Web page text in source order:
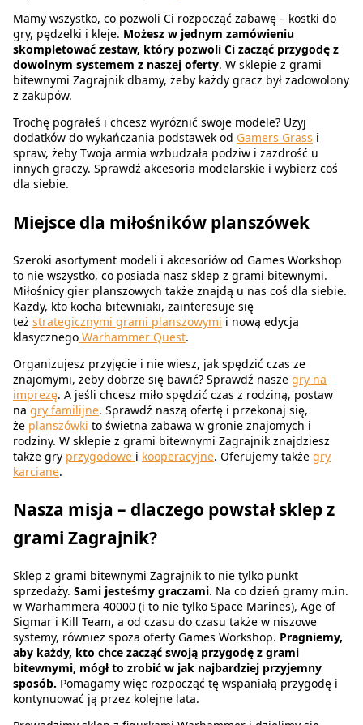
Mamy wszystko, co pozwoli Ci rozpocząć zabawę – kostki do
gry, pędzelki i kleje. Możesz w jednym zamówieniu
skompletować zestaw, który pozwoli Ci zacząć przygodę z
dowolnym systemem z naszej oferty. W sklepie z grami
bitewnymi Zagrajnik dbamy, żeby każdy gracz był zadowolony
z zakupów.
Trochę pograłeś i chcesz wyróżnić swoje modele? Użyj
dodatków do wykańczania podstawek od Gamers Grass i
spraw, żeby Twoja armia wzbudzała podziw i zazdrość u
innych graczy. Sprawdź akcesoria modelarskie i wybierz coś
dla siebie.
Miejsce dla miłośników planszówek
Szeroki asortyment modeli i akcesoriów od Games Workshop
to nie wszystko, co posiada nasz sklep z grami bitewnymi.
Miłośnicy gier planszowych także znajdą u nas coś dla siebie.
Każdy, kto kocha bitewniaki, zainteresuje się
też strategicznymi grami planszowymi i nową edycją
klasycznego Warhammer Quest.
Organizujesz przyjęcie i nie wiesz, jak spędzić czas ze
znajomymi, żeby dobrze się bawić? Sprawdź nasze gry na
imprezę. A jeśli chcesz miło spędzić czas z rodziną, postaw
na gry familijne. Sprawdź naszą ofertę i przekonaj się,
że planszówki to świetna zabawa w gronie znajomych i
rodziny. W sklepie z grami bitewnymi Zagrajnik znajdziesz
także gry przygodowe i kooperacyjne. Oferujemy także gry
karciane.
Nasza misja – dlaczego powstał sklep z
grami Zagrajnik?
Sklep z grami bitewnymi Zagrajnik to nie tylko punkt
sprzedaży. Sami jesteśmy graczami. Na co dzień gramy m.in.
w Warhammera 40000 (i to nie tylko Space Marines), Age of
Sigmar i Kill Team, a od czasu do czasu także w niszowe
systemy, również spoza oferty Games Workshop. Pragniemy,
aby każdy, kto chce zacząć swoją przygodę z grami
bitewnymi, mógł to zrobić w jak najbardziej przyjemny
sposób. Pomagamy więc rozpocząć tę wspaniałą przygodę i
kontynuować ją przez kolejne lata.